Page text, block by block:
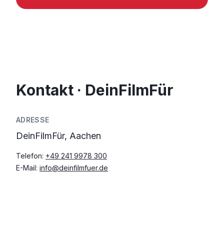
Kontakt · DeinFilmFür
ADRESSE
DeinFilmFür, Aachen
Telefon: +49 241 9978 300
E-Mail: info@deinfilmfuer.de